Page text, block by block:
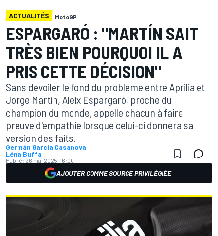
ACTUALITÉS MotoGP
ESPARGARÓ : "MARTÍN SAIT
TRÈS BIEN POURQUOI IL A
PRIS CETTE DÉCISION"
Sans dévoiler le fond du problème entre Aprilia et
Jorge Martín, Aleix Espargaró, proche du
champion du monde, appelle chacun à faire
preuve d'empathie lorsque celui-ci donnera sa
version des faits.
Germán Garcia Casanova
Léna Buffa
Publié: 26 mai 2025, 16:00
AJOUTER COMME SOURCE PRIVILÉGIÉE